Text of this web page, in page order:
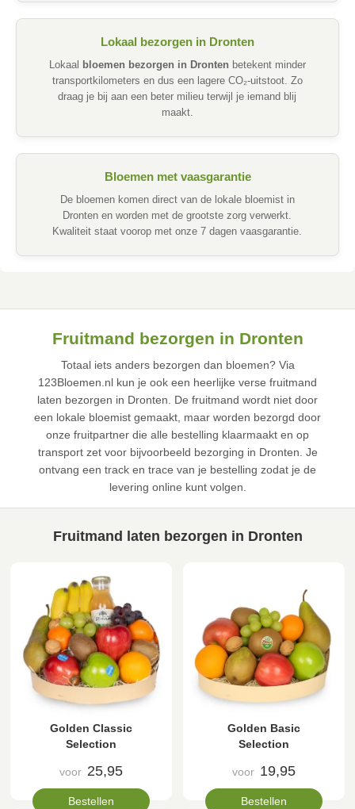
Lokaal bezorgen in Dronten
Lokaal bloemen bezorgen in Dronten betekent minder
transportkilometers en dus een lagere CO₂-uitstoot. Zo
draag je bij aan een beter milieu terwijl je iemand blij
maakt.
Bloemen met vaasgarantie
De bloemen komen direct van de lokale bloemist in
Dronten en worden met de grootste zorg verwerkt.
Kwaliteit staat voorop met onze 7 dagen vaasgarantie.
Fruitmand bezorgen in Dronten
Totaal iets anders bezorgen dan bloemen? Via
123Bloemen.nl kun je ook een heerlijke verse fruitmand
laten bezorgen in Dronten. De fruitmand wordt niet door
een lokale bloemist gemaakt, maar worden bezorgd door
onze fruitpartner die alle bestelling klaarmaakt en op
transport zet voor bijvoorbeeld bezorging in Dronten. Je
ontvang een track en trace van je bestelling zodat je de
levering online kunt volgen.
Fruitmand laten bezorgen in Dronten
Golden Classic
Selection
voor 25,95
Bestellen
Golden Basic
Selection
voor 19,95
Bestellen